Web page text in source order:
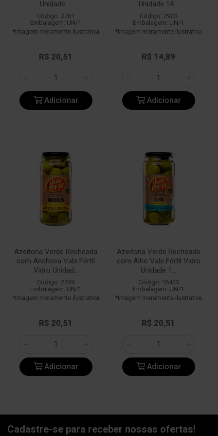
Unidade ...
Código: 2761
Embalagem: UN/1
*Imagem meramente ilustrativa
R$ 20,51
Adicionar
Unidade 14...
Código: 2923
Embalagem: UN/1
*Imagem meramente ilustrativa
R$ 14,89
Adicionar
Azeitona Verde Recheada
com Anchova Vale Fértil
Vidro Unidad...
Código: 2759
Embalagem: UN/1
*Imagem meramente ilustrativa
R$ 20,51
Adicionar
Azeitona Verde Recheada
com Alho Vale Fértil Vidro
Unidade 1...
Código: 16423
Embalagem: UN/1
*Imagem meramente ilustrativa
R$ 20,51
Adicionar
Cadastre-se para receber nossas ofertas!